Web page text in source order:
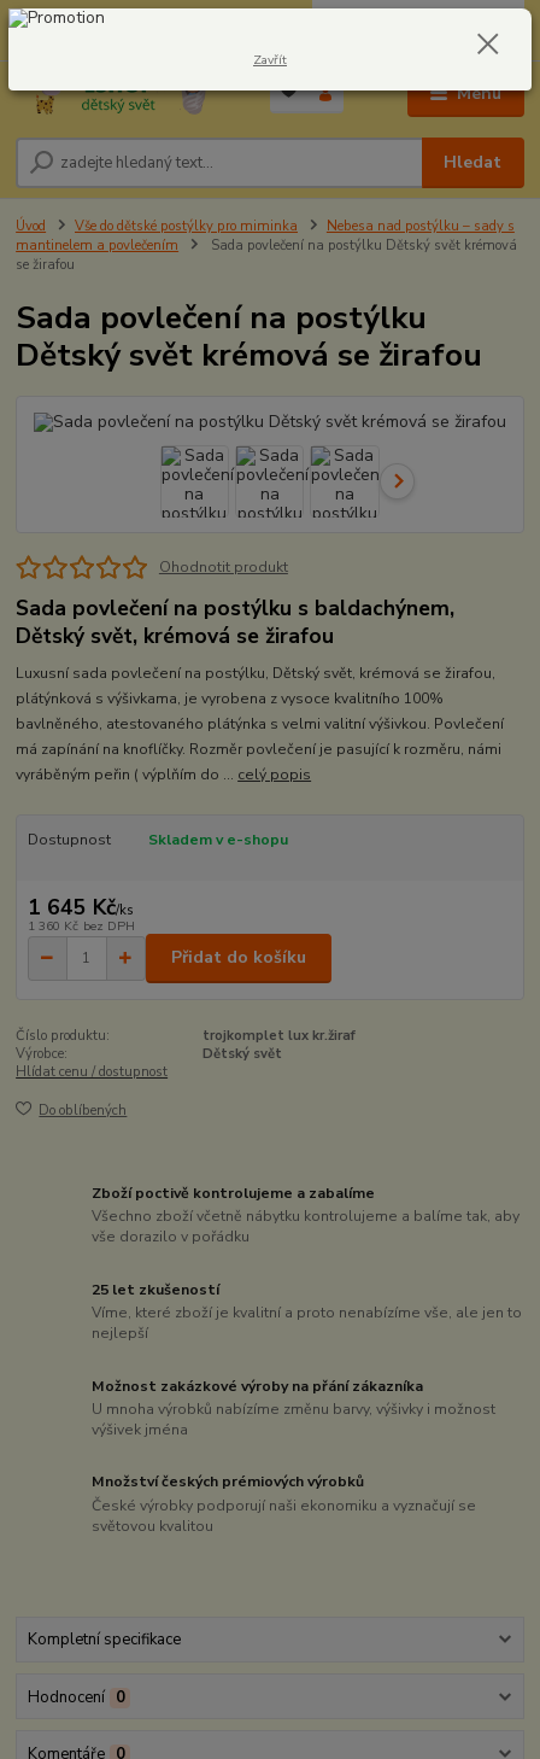
Menu
Hledat
604278943 0,00 Kč
Úvod Vše do dětské postýlky pro miminka
Nebesa nad postýlku – sady s
mantinelem a povlečením
Sada povlečení na postýlku Dětský svět krémová
se žirafou
Sada povlečení na postýlku
Dětský svět krémová se žirafou
Ohodnotit produkt
Sada povlečení na postýlku s baldachýnem,
Dětský svět, krémová se žirafou
Luxusní sada povlečení na postýlku, Dětský svět, krémová se žirafou,
plátýnková s výšivkama, je vyrobena z vysoce kvalitního 100%
bavlněného, atestovaného plátýnka s velmi valitní výšivkou. Povlečení
má zapínání na knoflíčky. Rozměr povlečení je pasující k rozměru, námi
vyráběným peřin ( výplňím do ... celý popis
Dostupnost Skladem v e-shopu
1 645 Kč/ks
1 360 Kč bez DPH
Přidat do košíku
Číslo produktu:
trojkomplet lux kr.žiraf
Výrobce:
Dětský svět
Hlídat cenu / dostupnost
Do oblíbených
Zboží poctivě kontrolujeme a zabalíme
Všechno zboží včetně nábytku kontrolujeme a balíme tak, aby
vše dorazilo v pořádku
25 let zkušeností
Víme, které zboží je kvalitní a proto nenabízíme vše, ale jen to
nejlepší
Možnost zakázkové výroby na přání zákazníka
U mnoha výrobků nabízíme změnu barvy, výšivky i možnost
výšivek jména
Množství českých prémiových výrobků
České výrobky podporují naši ekonomiku a vyznačují se
světovou kvalitou
Kompletní specifikace
Hodnocení 0
Komentáře 0
Zavřít